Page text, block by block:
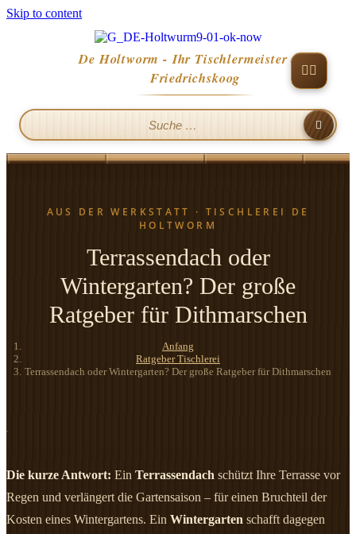
Skip to content
De Holtworm - Ihr Tischlermeister aus
Friedrichskoog
Terrassendach oder
Wintergarten? Der große
Ratgeber für Dithmarschen
Anfang
Ratgeber Tischlerei
Terrassendach oder Wintergarten? Der große Ratgeber für Dithmarschen
Die kurze Antwort: Ein Terrassendach schützt Ihre Terrasse vor
Regen und verlängert die Gartensaison – für einen Bruchteil der
Kosten eines Wintergartens. Ein Wintergarten schafft dagegen